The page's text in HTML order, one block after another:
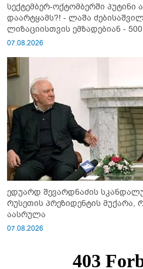
სექტემბერ-ოქტომბერში
დაარტყამს?! - ლაშა
ლიზაციისთვის ემზადებიან -
გაიწვიონ ომში"
07.08.2026
ედუარდ შევარდნაძის
რუსეთის პრეზიდენტის მუქარა,
აასრულა
07.08.2026